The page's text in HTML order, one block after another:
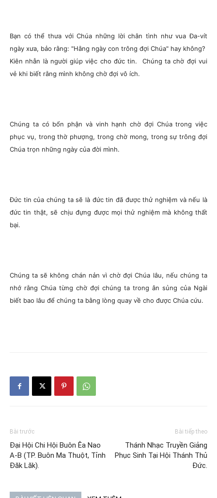
Bạn có thể thưa với Chúa những lời chân tình như vua Đa-vít
ngày xưa, bảo rằng: "Hằng ngày con trông đợi Chúa" hay không?
Kiên nhẫn là người giúp việc cho đức tin. Chúng ta chờ đợi vui
vẻ khi biết rằng mình không chờ đợi vô ích.
Chúng ta có bổn phận và vinh hạnh chờ đợi Chúa trong việc
phục vụ, trong thờ phượng, trong chờ mong, trong sự trông đợi
Chúa trọn những ngày của đời mình.
Đức tin của chúng ta sẽ là đức tin đã được thử nghiệm và nếu là
đức tin thật, sẽ chịu đựng được mọi thử nghiệm mà không thất
bại.
Chúng ta sẽ không chán nản vì chờ đợi Chúa lâu, nếu chúng ta
nhớ rằng Chúa từng chờ đợi chúng ta trong ân sủng của Ngài
biết bao lâu để chúng ta bằng lòng quay về cho được Chúa cứu.
Bài trước
Đại Hội Chi Hội Buôn Êa Nao
A-B (TP. Buôn Ma Thuột, Tỉnh
Đăk Lăk).
Bài tiếp theo
Thánh Nhạc Truyền Giảng
Phục Sinh Tại Hội Thánh Thủ
Đức.